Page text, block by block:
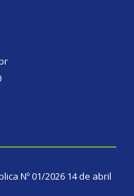
Nº 01/2026 14 de abril